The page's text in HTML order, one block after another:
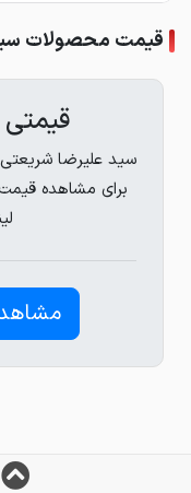
قیمت محصولات
سید علیرضا